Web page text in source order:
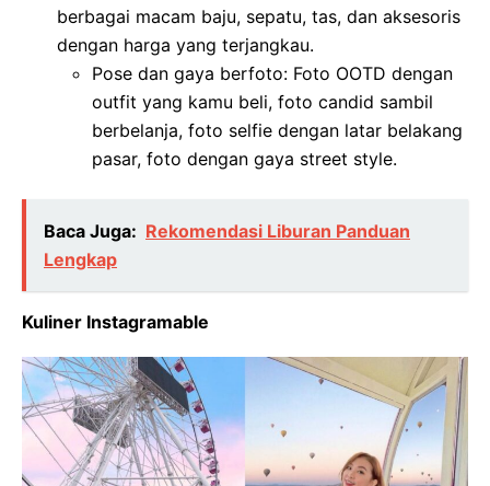
berbagai macam baju, sepatu, tas, dan aksesoris
dengan harga yang terjangkau.
Pose dan gaya berfoto: Foto OOTD dengan
outfit yang kamu beli, foto candid sambil
berbelanja, foto selfie dengan latar belakang
pasar, foto dengan gaya street style.
Baca Juga: Rekomendasi Liburan Panduan
Lengkap
Kuliner Instagramable